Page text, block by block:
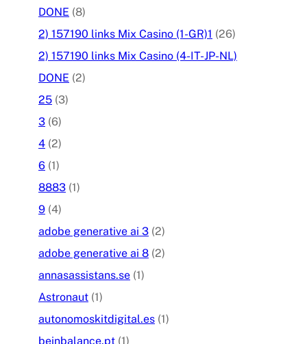
DONE (8)
2) 157190 links Mix Casino (1-GR)1 (26)
2) 157190 links Mix Casino (4-IT-JP-NL)
DONE (2)
25 (3)
3 (6)
4 (2)
6 (1)
8883 (1)
9 (4)
adobe generative ai 3 (2)
adobe generative ai 8 (2)
annasassistans.se (1)
Astronaut (1)
autonomoskitdigital.es (1)
beinbalance.pt (1)